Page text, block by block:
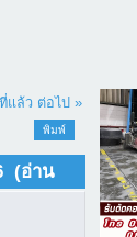
แล้ว ต่อไป »
พิมพ์
(อ่าน